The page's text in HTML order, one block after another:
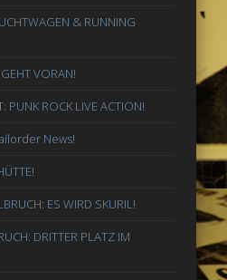
& RUNNING
VORAN!
PUNK ROCK LIVE ACTION!
News!
ES WIRD SKURIL!
DRITTER PLATZ IM